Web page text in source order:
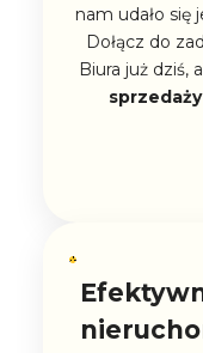
nam udało się
Dołącz do
Biura już dziś,
sprzedaży